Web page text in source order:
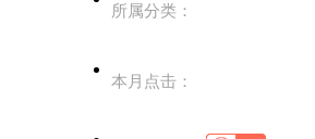
所属分类：
本月点击：